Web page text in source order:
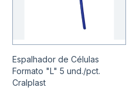
Espalhador de Células
Formato "L" 5 und./pct.
Cralplast